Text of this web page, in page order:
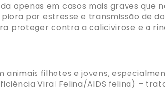
apenas em casos mais graves que
por estresse e transmissão de
proteger contra a calicivirose e a
animais filhotes e jovens,
Viral Felina/AIDS felina) –